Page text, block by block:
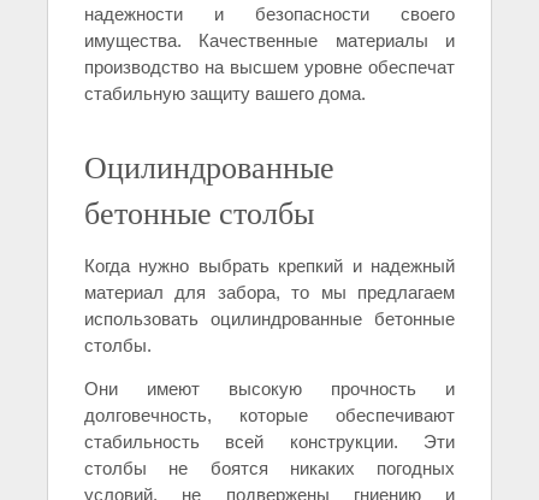
надежности и безопасности своего
имущества. Качественные материалы и
производство на высшем уровне обеспечат
стабильную защиту вашего дома.
Оцилиндрованные
бетонные столбы
Когда нужно выбрать крепкий и надежный
материал для забора, то мы предлагаем
использовать оцилиндрованные бетонные
столбы.
Они имеют высокую прочность и
долговечность, которые обеспечивают
стабильность всей конструкции. Эти
столбы не боятся никаких погодных
условий, не подвержены гниению и